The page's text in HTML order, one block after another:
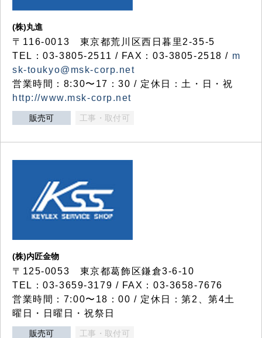
(株)丸進
〒116-0013 東京都荒川区西日暮里2-35-5
TEL：03-3805-2511 / FAX：03-3805-2518 / m
sk-toukyo@msk-corp.net
営業時間：8:30〜17：30 / 定休日：土・日・祝
http://www.msk-corp.net
販売可 工事・取付可
(株)内匠金物
〒125-0053 東京都葛飾区鎌倉3-6-10
TEL：03-3659-3179 / FAX：03-3658-7676
営業時間：7:00〜18：00 / 定休日：第2、第4土
曜日・日曜日・祝祭日
販売可 工事・取付可